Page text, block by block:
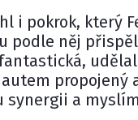
i pokrok, který
podle něj
propojený
synergii a